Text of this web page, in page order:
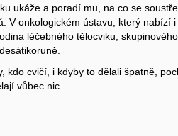
ukáže a poradí mu, na co se
V onkologickém ústavu, který nabízí
léčebného tělocviku,
kdo cvičí, i kdyby to dělali špatně,
vůbec nic.